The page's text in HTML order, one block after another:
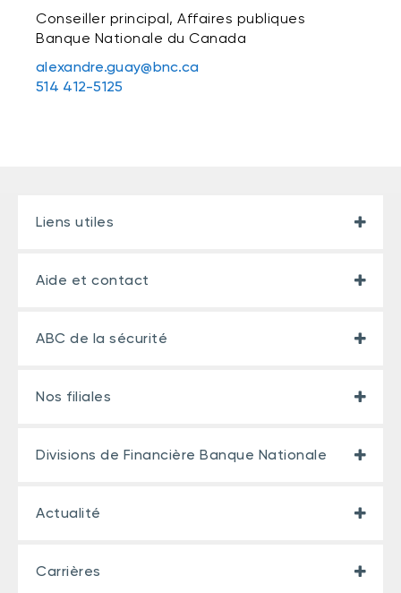
Conseiller principal, Affaires publiques
Banque Nationale du Canada
alexandre.guay@bnc.ca
514 412-5125
Liens utiles
Aide et contact
ABC de la sécurité
Nos filiales
Divisions de Financière Banque Nationale
Actualité
Carrières